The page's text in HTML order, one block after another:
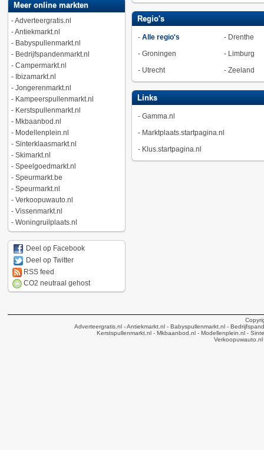
Meer online markten
-Adverteergratis.nl
-Antiekmarkt.nl
- Babyspullenmarkt.nl
- Bedrijfspandenmarkt.nl
- Campermarkt.nl
- Ibizamarkt.nl
- Jongerenmarkt.nl
- Kampeerspullenmarkt.nl
- Kerstspullenmarkt.nl
- Mkbaanbod.nl
- Modellenplein.nl
- Sinterklaasmarkt.nl
- Skimarkt.nl
- Speelgoedmarkt.nl
- Speurmarkt.be
- Speurmarkt.nl
- Verkoopuwauto.nl
- Vissenmarkt.nl
- Woningruilplaats.nl
Deel op Facebook
Deel op Twitter
RSS feed
CO2 neutraal gehost
Regio's
- Alle regio's - Drenthe
- Groningen - Limburg
- Utrecht - Zeeland
Links
- Gamma.nl
- Marktplaats.startpagina.nl
- Klus.startpagina.nl
Adverteergratis.nl - Antiekmarkt.nl - Babyspullenmarkt.nl -
Kerstspullenmarkt.nl- Mkbaanbod.nl- Modellenplein.nl-
Verkoopuwauto.nl